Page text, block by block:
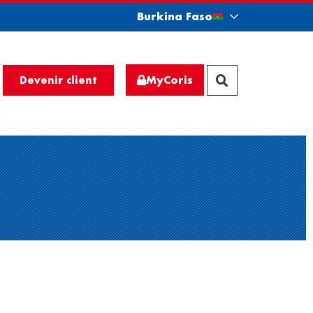
Burkina Faso
Devenir client MyCoris